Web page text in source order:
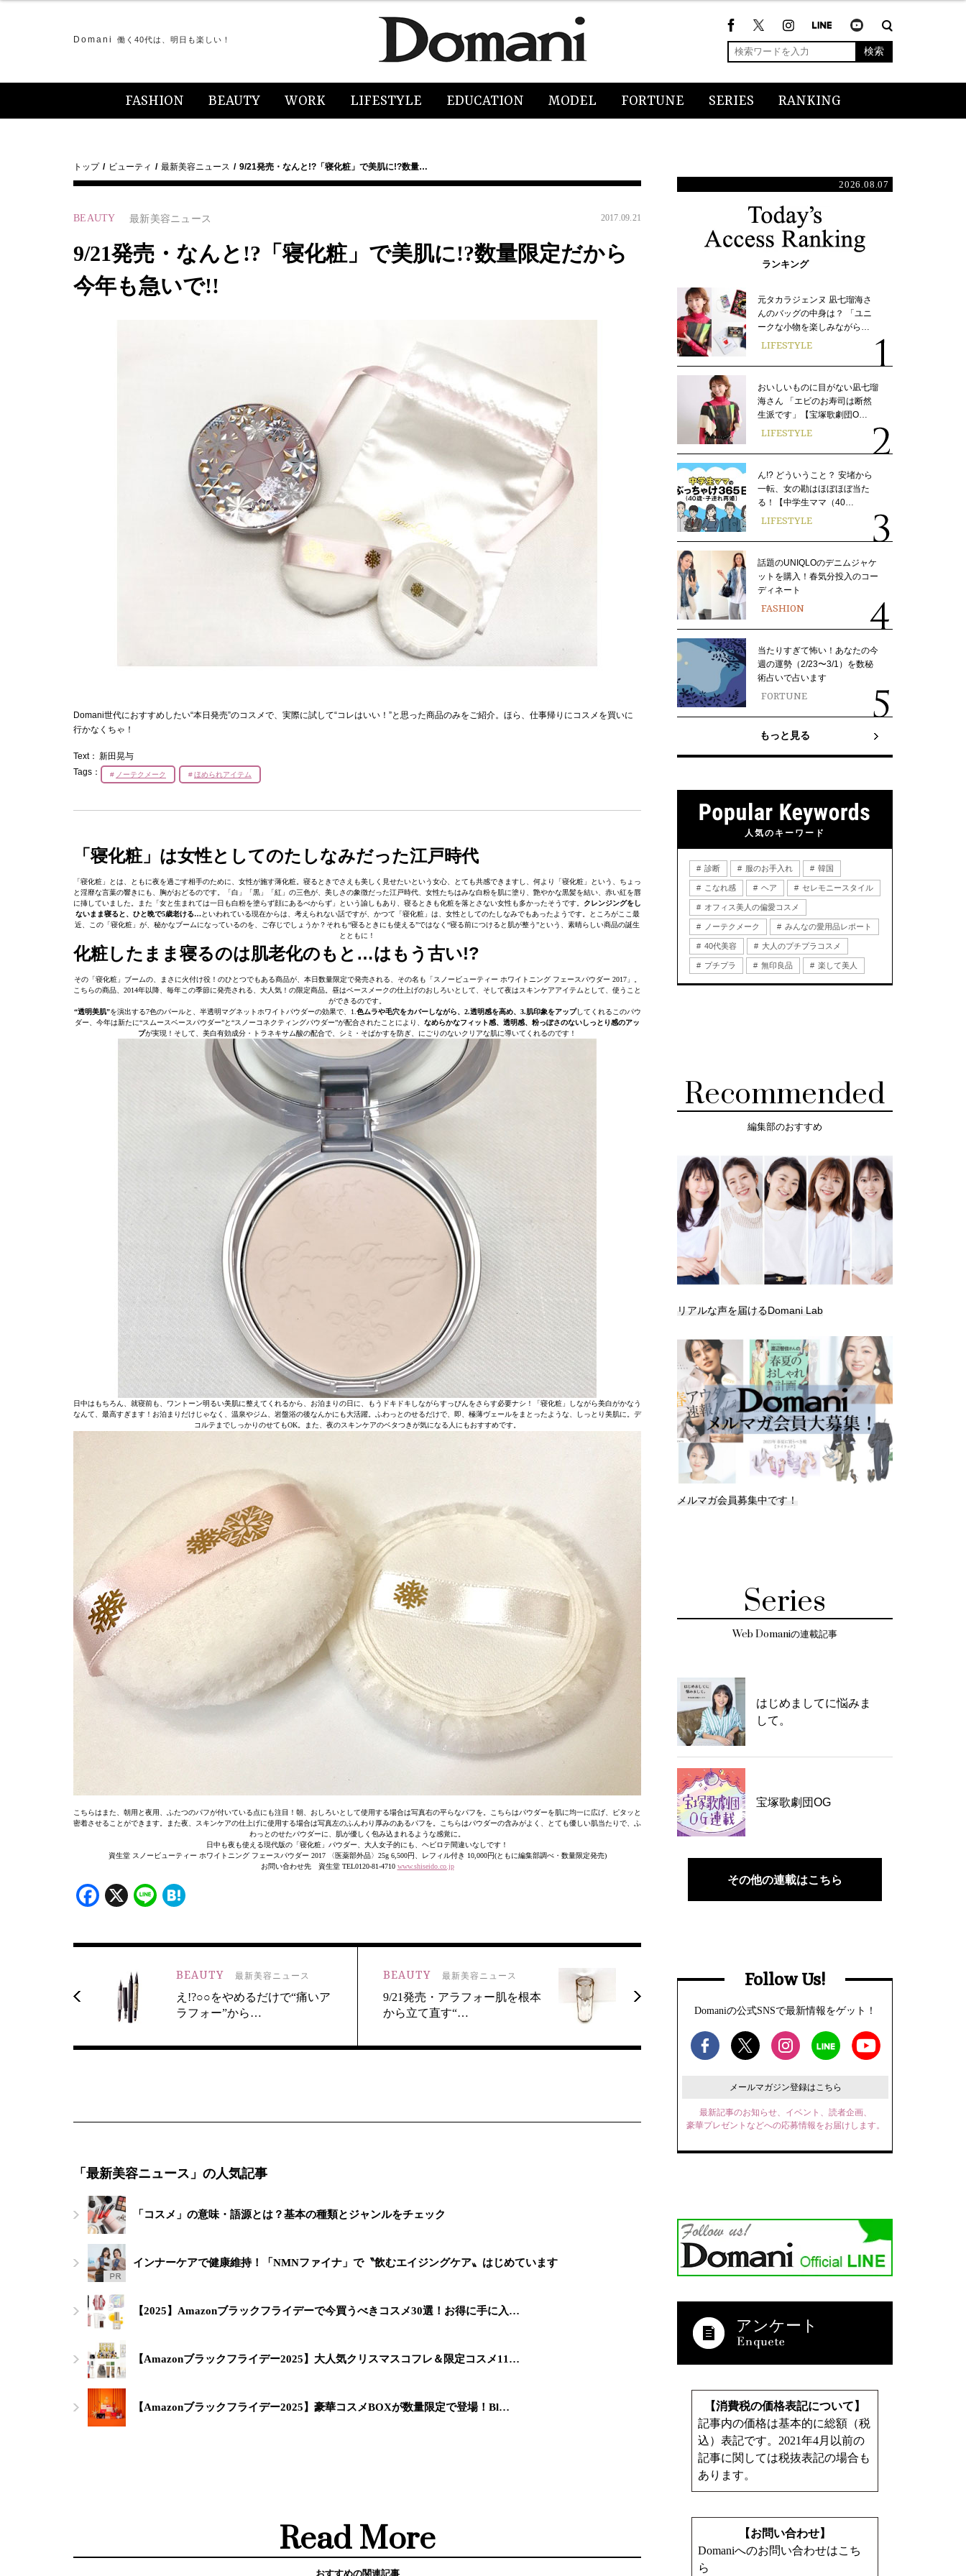
Domani 働く40代は、明日も楽しい！
検索
FASHION BEAUTY WORK LIFESTYLE EDUCATION MODEL FORTUNE SERIES RANKING
トップ ビューティ 最新美容ニュース 9/21発売・なんと!?「寝化粧」で美肌に!?数量…
BEAUTY 最新美容ニュース 2017.09.21
9/21発売・なんと!?「寝化粧」で美肌に!?数量限定だから
今年も急いで!!
Domani世代におすすめしたい“本日発売”のコスメで、実際に試して“コレはいい！”と思った商品のみをご紹介。ほら、仕事帰りにコスメを買いに
行かなくちゃ！
Text： 新田晃与
Tags：
ノーテクメーク ほめられアイテム
「寝化粧」は女性としてのたしなみだった江戸時代
「寝化粧」とは、ともに夜を過ごす相手のために、女性が施す薄化粧。寝るときでさえも美しく見せたいという女心、とても共感できますし、何より「寝化粧」という、ちょっ
と淫靡な言葉の響きにも、胸がおどるのです。「白」「黒」「紅」の三色が、美しさの象徴だった江戸時代、女性たちはみな白粉を肌に塗り、艶やかな黒髪を結い、赤い紅を唇
に挿していました。また「女と生まれては一日も白粉を塗らず顔にあるべからず」という諭しもあり、寝るときも化粧を落とさない女性も多かったそうです。 クレンジングをし
ないまま寝ると、ひと晩で5歳老ける… といわれている現在からは、考えられない話ですが、かつて「寝化粧」は、女性としてのたしなみでもあったようです。ところがここ最
近、この「寝化粧」が、秘かなブームになっているのを、ご存じでしょうか？それも“寝るときにも使える”ではなく“寝る前につけると肌が整う”という、素晴らしい商品の誕生
とともに！
化粧したまま寝るのは肌老化のもと…はもう古い!?
その「寝化粧」ブームの、まさに火付け役！のひとつでもある商品が、本日数量限定で発売される、その名も「スノービューティー ホワイトニング フェースパウダー 2017」。
こちらの商品、2014年以降、毎年この季節に発売される、大人気！の限定商品。昼はベースメークの仕上げのおしろいとして、そして夜はスキンケアアイテムとして、使うこと
ができるのです。
“透明美肌”を演出する7色のパールと、半透明マグネットホワイトパウダーの効果で、1. 色ムラや毛穴をカバーしながら、2.透明感を高め、3.肌印象をアップしてくれるこのパウ
ダー、今年は新たに“スムースベースパウダー”と“スノーコネクティングパウダー”が配合されたことにより、 なめらかなフィット感、透明感、粉っぽさのないしっとり感のアッ
プが実現！そして、美白有効成分・トラネキサム酸の配合で、シミ・そばかすを防ぎ、にごりのないクリアな肌に導いてくれるのです！
日中はもちろん、就寝前も、ワントーン明るい美肌に整えてくれるから、お泊まりの日に、もうドキドキしながらすっぴんをさらす必要ナシ！「寝化粧」しながら美白がかなう
なんて、最高すぎます！お泊まりだけじゃなく、温泉やジム、岩盤浴の後なんかにも大活躍。ふわっとのせるだけで、即、極薄ヴェールをまとったような、しっとり美肌に。デ
コルテまでしっかりのせてもOK。また、夜のスキンケアのベタつきが気になる人にもおすすめです。
こちらはまた、朝用と夜用、ふたつのパフが付いている点にも注目！朝、おしろいとして使用する場合は写真右の平らなパフを。こちらはパウダーを肌に均一に広げ、ピタッと
密着させることができます。また夜、スキンケアの仕上げに使用する場合は写真左のふんわり厚みのあるパフを。こちらはパウダーの含みがよく、とても優しい肌当たりで、ふ
わっとのせたパウダーに、肌が優しく包み込まれるような感覚に。
日中も夜も使える現代版の「寝化粧」パウダー、大人女子的にも、ヘビロテ間違いなしです！
資生堂 スノービューティー ホワイトニング フェースパウダー 2017 〈医薬部外品〉25g 6,500円、レフィル付き 10,000円(ともに編集部調べ・数量限定発売)
お問い合わせ先 資生堂 TEL0120-81-4710 www.shiseido.co.jp
Facebook
X Line
BEAUTY 最新美容ニュース
え!?○○をやめるだけで“痛いア
ラフォー”から…
BEAUTY 最新美容ニュース
9/21発売・アラフォー肌を根本
から立て直す“…
「最新美容ニュース」の人気記事
「コスメ」の意味・語源とは？基本の種類とジャンルをチェック
インナーケアで健康維持！「NMNファイナ」で〝飲むエイジングケア〟はじめています
【2025】Amazonブラックフライデーで今買うべきコスメ30選！お得に手に入…
【Amazonブラックフライデー2025】大人気クリスマスコフレ＆限定コスメ11…
【Amazonブラックフライデー2025】豪華コスメBOXが数量限定で登場！Bl…
Read More
おすすめの関連記事
2026.08.07
ランキング
元タカラジェンヌ 凪七瑠海さ
んのバッグの中身は？ 「ユニ
ークな小物を楽しみながら…
LIFESTYLE
おいしいものに目がない凪七瑠
海さん 「エビのお寿司は断然
生派です」【宝塚歌劇団O…
LIFESTYLE
ん!? どういうこと？ 安堵から
一転、女の勘はほぼほぼ当た
る！【中学生ママ（40…
LIFESTYLE
話題のUNIQLOのデニムジャケ
ットを購入！春気分投入のコー
ディネート
FASHION
当たりすぎて怖い！あなたの今
週の運勢（2/23〜3/1）を数秘
術占いで占います
FORTUNE
もっと見る
人気のキーワード
診断 服のお手入れ 韓国
こなれ感 ヘア セレモニースタイル
オフィス美人の偏愛コスメ
ノーテクメーク みんなの愛用品レポート
40代美容 大人のプチプラコスメ
プチプラ 無印良品 楽して美人
Recommended
編集部のおすすめ
リアルな声を届けるDomani Lab
メルマガ会員募集中です！
Series
Web Domaniの連載記事
はじめましてに悩みま
して。
宝塚歌劇団OG
その他の連載はこちら
Follow Us!
Domaniの公式SNSで最新情報をゲット！
メールマガジン登録はこちら
最新記事のお知らせ、イベント、読者企画、
豪華プレゼントなどへの応募情報をお届けします。
アンケート
【消費税の価格表記について】
記事内の価格は基本的に総額（税
込）表記です。2021年4月以前の
記事に関しては税抜表記の場合も
あります。
【お問い合わせ】
Domaniへのお問い合わせはこち
ら